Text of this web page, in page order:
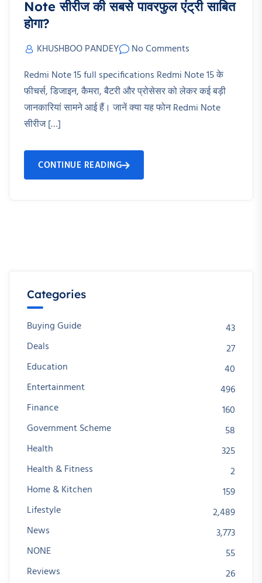
Note सीरीज की सबसे पावरफुल एंट्री साबित
होगा?
KHUSHBOO PANDEY
No Comments
Redmi Note 15 full specifications Redmi Note 15 के
फीचर्स, डिजाइन, कैमरा, बैटरी और प्रोसेसर को लेकर कई बड़ी
जानकारियां सामने आई हैं। जानें क्या यह फोन Redmi Note
सीरीज […]
CONTINUE READING
Categories
Buying Guide
43
Deals
27
Education
40
Entertainment
496
Finance
160
Government Scheme
58
Health
325
Health & Fitness
2
Home & Kitchen
159
Lifestyle
2,489
News
3,773
NONE
55
Reviews
26